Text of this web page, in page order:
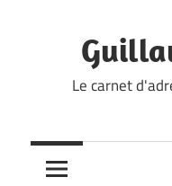
Le carnet